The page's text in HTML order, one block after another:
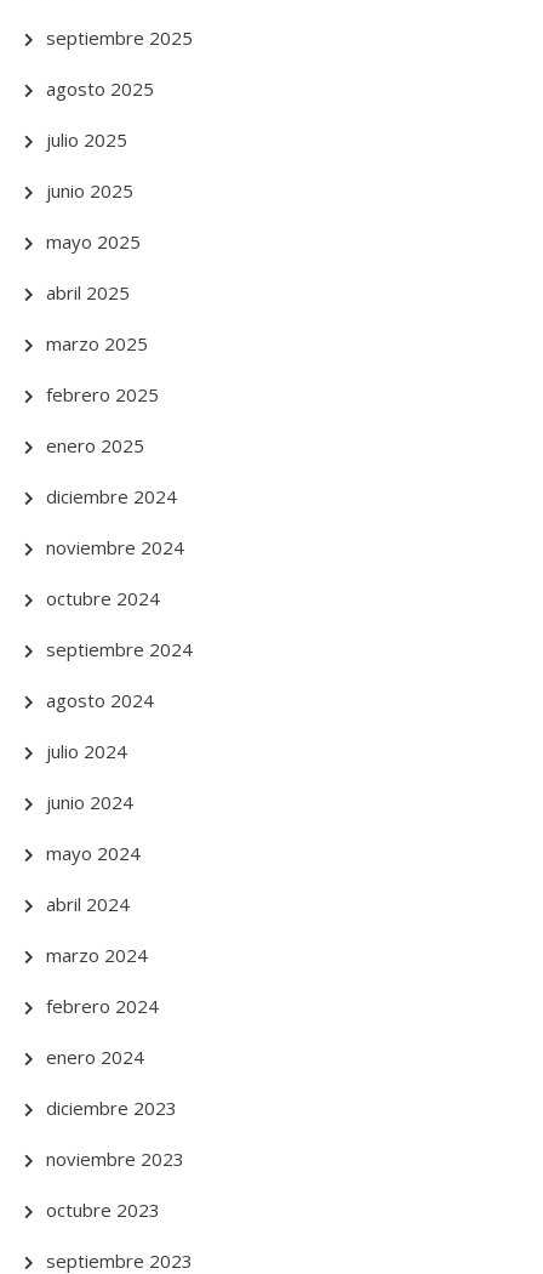
septiembre 2025
agosto 2025
julio 2025
junio 2025
mayo 2025
abril 2025
marzo 2025
febrero 2025
enero 2025
diciembre 2024
noviembre 2024
octubre 2024
septiembre 2024
agosto 2024
julio 2024
junio 2024
mayo 2024
abril 2024
marzo 2024
febrero 2024
enero 2024
diciembre 2023
noviembre 2023
octubre 2023
septiembre 2023